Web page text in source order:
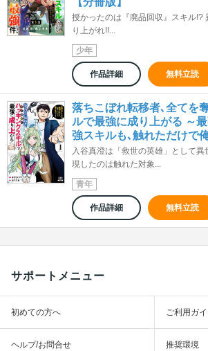
授かったのは『廃品回収』スキル!?
り上がれ!!...
少年
作品詳細 無料立読
落ちこぼれ転移者､全てを
ルで最強に成り上がる ～
強スキルも､触れただけで
入谷真澄は「救世の英雄」として
現したのは触れた対象...
青年
作品詳細 無料立読
サポートメニュー
初めての方へ ご利用ガ
ヘルプ/お問合せ 推奨環境